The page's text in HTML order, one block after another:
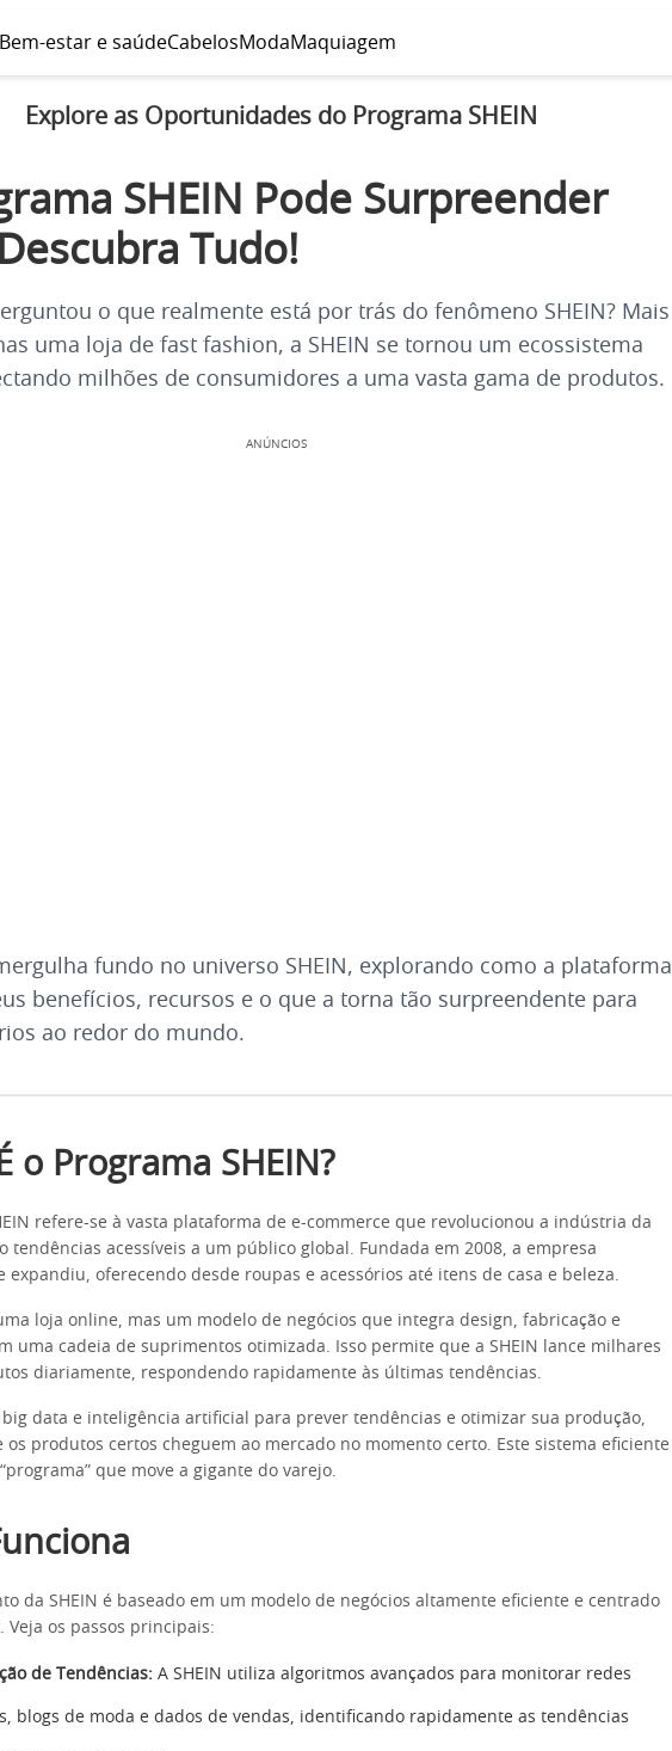
estar e saúdeCabelosModaMaquiagem
Explore as Oportunidades do Programa SHEIN
SHEIN Pode Surpreender
Tudo!
o que realmente está por trás do fenômeno SHEIN? Mais
uma loja de fast fashion, a SHEIN se tornou um ecossistema
milhões de consumidores a uma vasta gama de produtos.
ANÚNCIOS
fundo no universo SHEIN, explorando como a plataforma
benefícios, recursos e o que a torna tão surpreendente para
ao redor do mundo.
o Programa SHEIN?
refere-se à vasta plataforma de e-commerce que revolucionou a indústria da
tendências acessíveis a um público global. Fundada em 2008, a empresa
expandiu, oferecendo desde roupas e acessórios até itens de casa e beleza.
loja online, mas um modelo de negócios que integra design, fabricação e
uma cadeia de suprimentos otimizada. Isso permite que a SHEIN lance milhares
diariamente, respondendo rapidamente às últimas tendências.
big data e inteligência artificial para prever tendências e otimizar sua produção,
produtos certos cheguem ao mercado no momento certo. Este sistema eficiente
que move a gigante do varejo.
da SHEIN é baseado em um modelo de negócios altamente eficiente e centrado
Veja os passos principais:
de Tendências: A SHEIN utiliza algoritmos avançados para monitorar redes
blogs de moda e dados de vendas, identificando rapidamente as tendências